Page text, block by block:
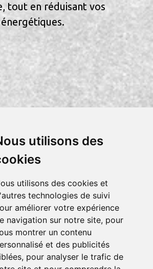
utilisons des
utilisons des cookies et
technologies de suivi
améliorer votre expérience
navigation sur notre site, pour
montrer un contenu
et des publicités
pour analyser le trafic de
tout en réduisant vos